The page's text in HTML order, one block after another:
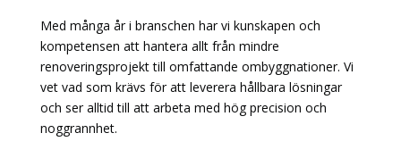
Med många år i branschen har vi kunskapen och
kompetensen att hantera allt från mindre
renoveringsprojekt till omfattande ombyggnationer. Vi
vet vad som krävs för att leverera hållbara lösningar
och ser alltid till att arbeta med hög precision och
noggrannhet.